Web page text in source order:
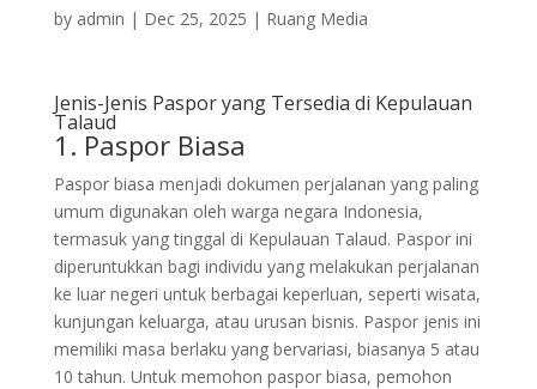
by admin | Dec 25, 2025 | Ruang Media
Jenis-Jenis Paspor yang Tersedia di Kepulauan
Talaud
1. Paspor Biasa
Paspor biasa menjadi dokumen perjalanan yang paling
umum digunakan oleh warga negara Indonesia,
termasuk yang tinggal di Kepulauan Talaud. Paspor ini
diperuntukkan bagi individu yang melakukan perjalanan
ke luar negeri untuk berbagai keperluan, seperti wisata,
kunjungan keluarga, atau urusan bisnis. Paspor jenis ini
memiliki masa berlaku yang bervariasi, biasanya 5 atau
10 tahun. Untuk memohon paspor biasa, pemohon